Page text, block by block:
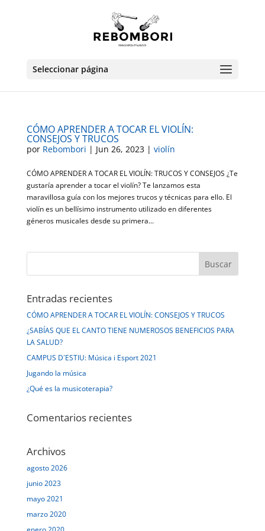
Seleccionar página
CÓMO APRENDER A TOCAR EL VIOLÍN:
CONSEJOS Y TRUCOS
por Rebombori | Jun 26, 2023| violín
CÓMO APRENDER A TOCAR EL VIOLÍN: TRUCOS Y CONSEJOS ¿Te
gustaría aprender a tocar el violín? Te lanzamos esta
maravillosa guía con los mejores trucos y técnicas para ello. El
violín es un bellísimo instrumento utilizado en diferentes
géneros musicales desde su primera...
Entradas recientes
CÓMO APRENDER A TOCAR EL VIOLÍN: CONSEJOS Y TRUCOS
¿SABÍAS QUE EL CANTO TIENE NUMEROSOS BENEFICIOS PARA
LA SALUD?
CAMPUS D´ESTIU: Música i Esport 2021
Jugando la música
¿Qué es la musicoterapia?
Comentarios recientes
Archivos
agosto 2026
junio 2023
mayo 2021
marzo 2020